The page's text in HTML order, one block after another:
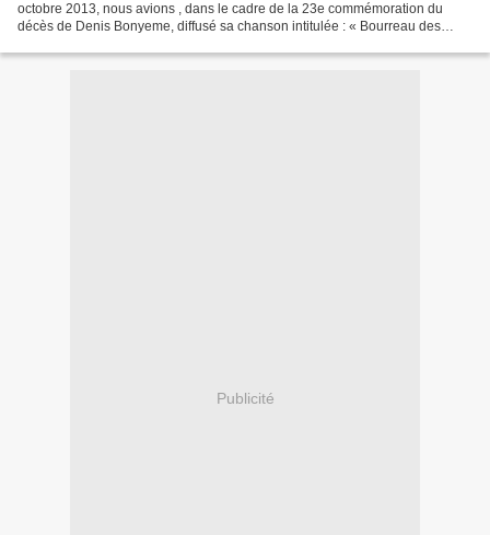
octobre 2013, nous avions , dans le cadre de la 23e commémoration du
décès de Denis Bonyeme, diffusé sa chanson intitulée : « Bourreau des
Publicité